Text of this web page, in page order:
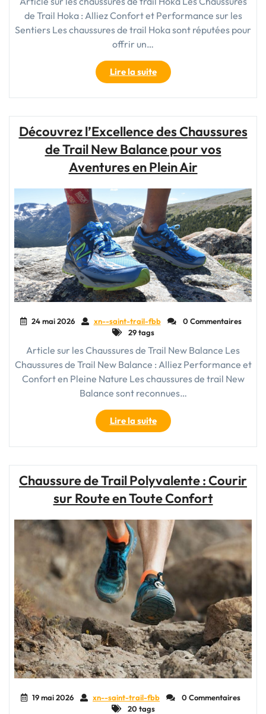
de Trail Hoka : Alliez Confort et Performance sur les
Sentiers Les chaussures de trail Hoka sont réputées pour
offrir un…
Lire la suite"Découvrez
l’Excellence
des
Trail
Hoka
pour
vos
Aventures
Plein
Air"
Découvrez l’Excellence des Chaussures
de Trail New Balance pour vos
Aventures en Plein Air
24 mai 2026 xn--saint-trail-fbb
0 Commentaires
29 tags
Article sur les Chaussures de Trail New Balance Les
Chaussures de Trail New Balance : Alliez Performance et
Confort en Pleine Nature Les chaussures de trail New
Balance sont reconnues…
Lire la suite"Découvrez
l’Excellence
des
Trail
New
pour
vos
Aventures
en
Plein
Air"
Chaussure de Trail Polyvalente : Courir
sur Route en Toute Confort
19 mai 2026 xn--saint-trail-fbb
0 Commentaires
20 tags